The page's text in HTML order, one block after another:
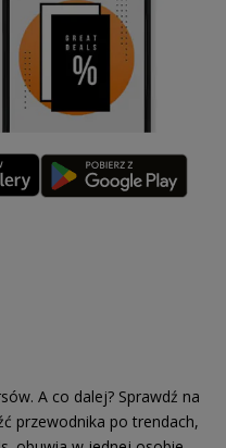
A co dalej? Sprawdź na
przewodnika po trendach,